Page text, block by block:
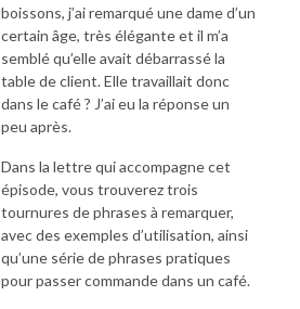
boissons, j’ai remarqué une dame d’un
certain âge, très élégante et il m’a
semblé qu’elle avait débarrassé la
table de client. Elle travaillait donc
dans le café ? J’ai eu la réponse un
peu après.
Dans la lettre qui accompagne cet
épisode, vous trouverez trois
tournures de phrases à remarquer,
avec des exemples d’utilisation, ainsi
qu’une série de phrases pratiques
pour passer commande dans un café.